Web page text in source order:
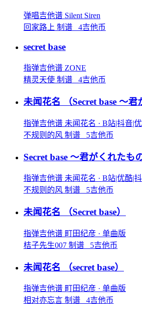
弹唱吉他谱 Silent Siren
回家路上 制谱 4吉他币
secret base
指弹吉他谱 ZONE
精灵天使 制谱 4吉他币
未闻花名 （Secret base ～
指弹吉他谱 未闻花名 · B站|抖音|
不规则的风 制谱 5吉他币
Secret base ～君がくれたも
指弹吉他谱 未闻花名 · B站|优酷|
不规则的风 制谱 5吉他币
未闻花名 （Secret base）
指弹吉他谱 町田纪彦 · 单曲版
桔子先生007 制谱 5吉他币
未闻花名 （secret base）
指弹吉他谱 町田纪彦 · 单曲版
相对亦忘言 制谱 4吉他币